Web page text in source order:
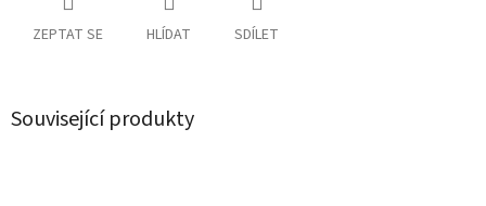
ZEPTAT SE HLÍDAT SDÍLET
Související produkty